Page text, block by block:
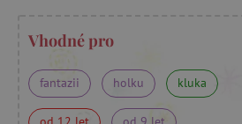
Vhodné pro
fantazii holku kluka